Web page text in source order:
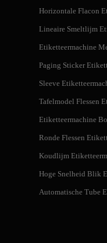
Horizontale Flacon
Lineaire Smeltlijm
Etiketteermachine
Paging Sticker
Sleeve
Tafelmodel Flessen
Etiketteermachine
Ronde Flessen
Koudlijm
Hoge Snelheid Blik
Automatische Tube